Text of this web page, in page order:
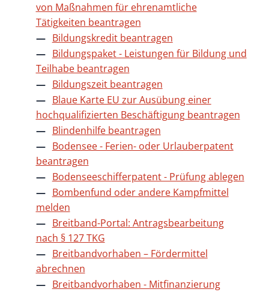
von Maßnahmen für ehrenamtliche
Tätigkeiten beantragen
Bildungskredit beantragen
Bildungspaket - Leistungen für Bildung und
Teilhabe beantragen
Bildungszeit beantragen
Blaue Karte EU zur Ausübung einer
hochqualifizierten Beschäftigung beantragen
Blindenhilfe beantragen
Bodensee - Ferien- oder Urlauberpatent
beantragen
Bodenseeschifferpatent - Prüfung ablegen
Bombenfund oder andere Kampfmittel
melden
Breitband-Portal: Antragsbearbeitung
nach § 127 TKG
Breitbandvorhaben – Fördermittel
abrechnen
Breitbandvorhaben - Mitfinanzierung